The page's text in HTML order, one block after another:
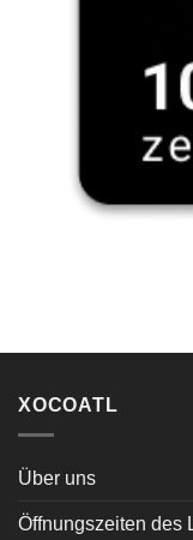
XOCOATL
Über uns
Öffnungszeiten des